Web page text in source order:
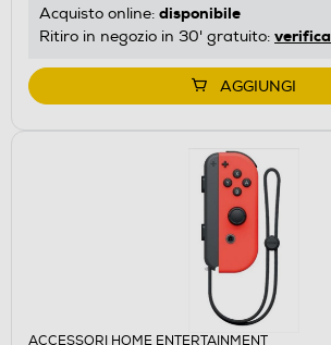
Acquisto online: disponibile
Ritiro in negozio in 30' gratuito: verifica
AGGIUNGI
ACCESSORI HOME ENTERTAINMENT